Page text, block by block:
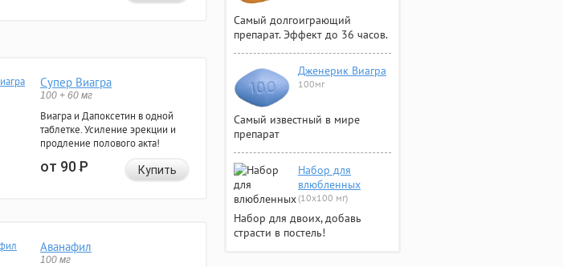
Супер Виагра
100 + 60 мг
Виагра и Дапоксетин в одной
таблетке. Усиление эрекции и
продление полового акта!
от 90Р Купить
Аванафил
100 мг
Самый долгоиграющий
препарат. Эффект до 36 часов.
Дженерик Виагра
100мг
Самый известный в мире
препарат
Набор для
влюбленных
(10х100 мг)
Набор для двоих, добавь
страсти в постель!